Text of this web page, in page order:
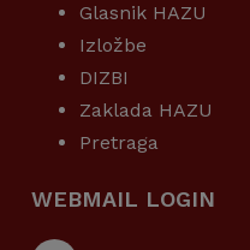
Glasnik HAZU
Izložbe
DIZBI
Zaklada HAZU
Pretraga
WEBMAIL LOGIN